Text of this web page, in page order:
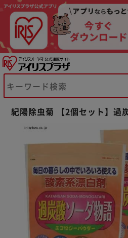
紀陽除虫菊 【2個セット】過
※ご確認ください